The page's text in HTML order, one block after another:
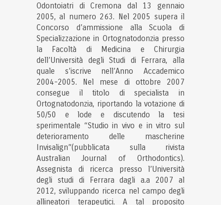
Odontoiatri di Cremona dal 13 gennaio
2005, al numero 263. Nel 2005 supera il
Concorso d’ammissione alla Scuola di
Specializzazione in Ortognatodonzia presso
la Facoltà di Medicina e Chirurgia
dell’Università degli Studi di Ferrara, alla
quale s’iscrive nell’Anno Accademico
2004-2005. Nel mese di ottobre 2007
consegue il titolo di specialista in
Ortognatodonzia, riportando la votazione di
50/50 e lode e discutendo la tesi
sperimentale “Studio in vivo e in vitro sul
deterioramento delle mascherine
Invisalign”(pubblicata sulla rivista
Australian Journal of Orthodontics).
Assegnista di ricerca presso l’Università
degli studi di Ferrara dagli a.a 2007 al
2012, sviluppando ricerca nel campo degli
allineatori terapeutici. A tal proposito